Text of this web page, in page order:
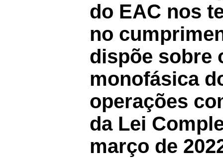
do EAC nos
no
dispõe sobre
monofásica
operações
da Lei
março de